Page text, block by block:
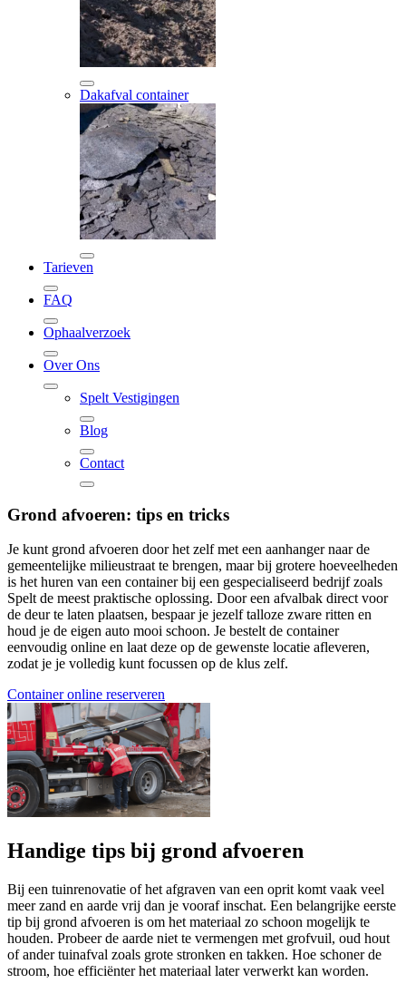
Dakafval container
Tarieven
FAQ
Ophaalverzoek
Over Ons
Spelt Vestigingen
Blog
Contact
Grond afvoeren: tips en tricks
Je kunt grond afvoeren door het zelf met een aanhanger naar de
gemeentelijke milieustraat te brengen, maar bij grotere hoeveelheden
is het huren van een container bij een gespecialiseerd bedrijf zoals
Spelt de meest praktische oplossing. Door een afvalbak direct voor
de deur te laten plaatsen, bespaar je jezelf talloze zware ritten en
houd je de eigen auto mooi schoon. Je bestelt de container
eenvoudig online en laat deze op de gewenste locatie afleveren,
zodat je je volledig kunt focussen op de klus zelf.
Container online reserveren
Handige tips bij grond afvoeren
Bij een tuinrenovatie of het afgraven van een oprit komt vaak veel
meer zand en aarde vrij dan je vooraf inschat. Een belangrijke eerste
tip bij grond afvoeren is om het materiaal zo schoon mogelijk te
houden. Probeer de aarde niet te vermengen met grofvuil, oud hout
of ander tuinafval zoals grote stronken en takken. Hoe schoner de
stroom, hoe efficiënter het materiaal later verwerkt kan worden.